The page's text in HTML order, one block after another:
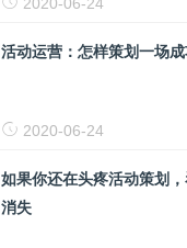
活动运营：怎样策划一场
2020-06-24
如果你还在头疼活动策划
消失